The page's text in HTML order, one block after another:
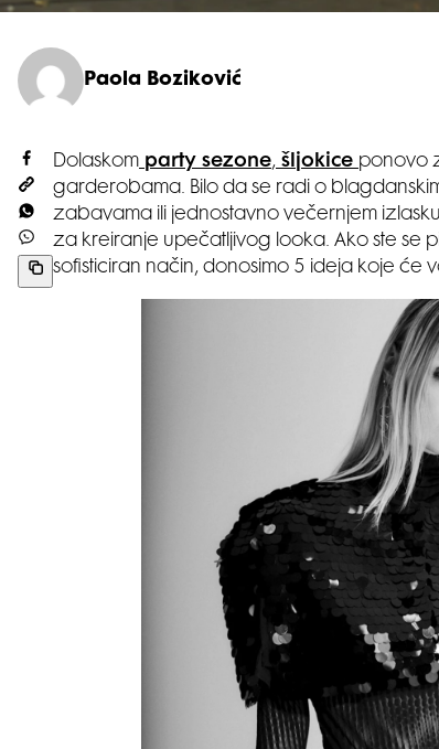
Paola Boziković
Dolaskom party sezone, šljokice ponovo
garderobama. Bilo da se radi o
zabavama ili jednostavno večernjem
za kreiranje upečatljivog looka. Ako ste se
sofisticiran način, donosimo 5 ideja koje će